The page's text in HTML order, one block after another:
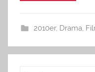
2010er, Drama,